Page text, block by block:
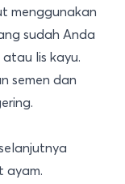
menggunakan
sudah Anda
lis kayu.
semen dan
ayam.